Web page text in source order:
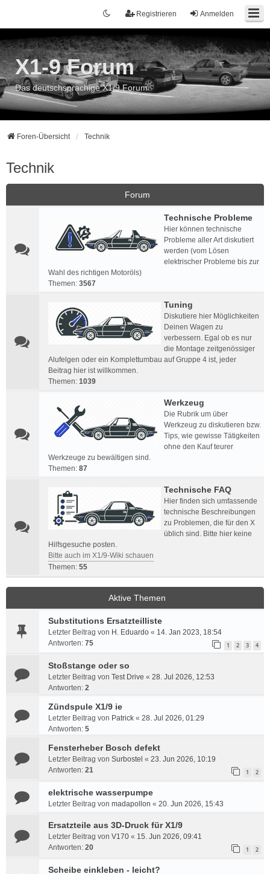
Anmelden
Registrieren
X1-9 Forum
Das deutschsprachige X1/9 Forum
Foren-Übersicht Technik
Technik
Forum
Technische Probleme
Hier können technische
Probleme aller Art diskutiert
werden (vom Lösen
elektrischer Probleme bis zur
Wahl des richtigen Motoröls)
Themen: 3567
Tuning
Diskutiere hier Möglichkeiten
Deinen Wagen zu
verbessern. Egal ob es nur
die Montage zeitgenössiger
Alufelgen oder ein Komplettumbau auf Gruppe 4 ist, jeder
Beitrag hier ist willkommen.
Themen: 1039
Werkzeug
Die Rubrik um über
Werkzeug zu diskutieren bzw.
Tips, wie gewisse Tätigkeiten
ohne den Kauf teurer
Werkzeuge zu bewältigen sind.
Themen: 87
Technische FAQ
Hier finden sich umfassende
technische Beschreibungen
zu Problemen, die für den X
üblich sind. Bitte hier keine
Hilfsgesuche posten.
Bitte auch im X1/9-Wiki schauen
Themen: 55
Aktive Themen
Substitutions Ersatzteilliste
Letzter Beitrag von H. Eduardo « 14. Jan 2023, 18:54
Antworten: 75 1 2 3 4
Stoßstange oder so
Letzter Beitrag von Test Drive « 28. Jul 2026, 12:53
Antworten: 2
Zündspule X1/9 ie
Letzter Beitrag von Patrick « 28. Jul 2026, 01:29
Antworten: 5
Fensterheber Bosch defekt
Letzter Beitrag von Surbostel « 23. Jun 2026, 10:19
Antworten: 21 1 2
elektrische wasserpumpe
Letzter Beitrag von madapollon « 20. Jun 2026, 15:43
Ersatzteile aus 3D-Druck für X1/9
Letzter Beitrag von V170 « 15. Jun 2026, 09:41
Antworten: 20 1 2
Scheibe einkleben - leicht?